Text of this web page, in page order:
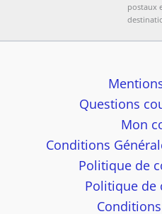
postaux
Questions
Mon
Conditions
Politique de
Politique de